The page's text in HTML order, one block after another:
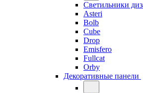
Светильники
Asteri
Bolb
Cube
Drop
Emisfero
Fullcat
Orby
Декоративные панели